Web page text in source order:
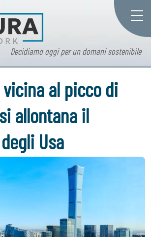
Decidiamo oggi per un domani sostenibile
vicina al picco di
allontana il
Usa